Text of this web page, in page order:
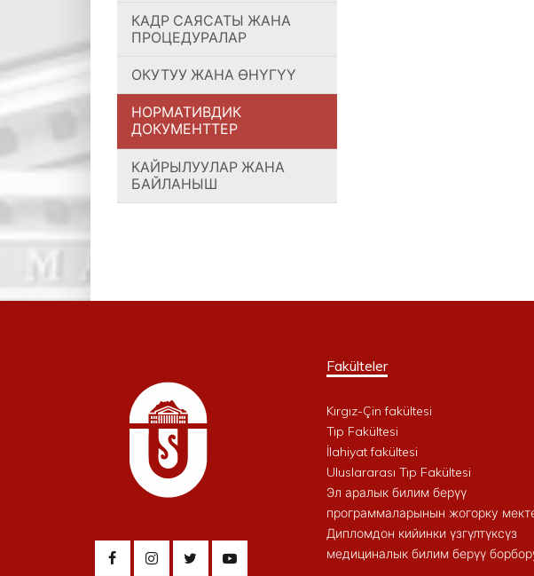
КАДР САЯСАТЫ ЖАНА
ПРОЦЕДУРАЛАР
ОКУТУУ ЖАНА ӨНҮГҮҮ
НОРМАТИВДИК
ДОКУМЕНТТЕР
КАЙРЫЛУУЛАР ЖАНА
БАЙЛАНЫШ
Fakülteler
Kırgız-Çin fakültesi
Tıp Fakültesi
İlahiyat fakültesi
Uluslararası Tıp Fakültesi
Эл аралык билим берүү
программаларынын жогорку
Дипломдон кийинки үзгүлтүксүз
медициналык билим берүү